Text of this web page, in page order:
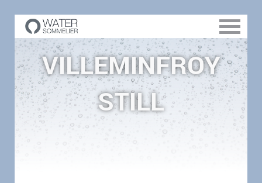
VILLEMINFROY
STILL